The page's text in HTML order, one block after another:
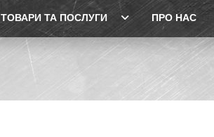
ТОВАРИ ТА ПОСЛУГИ ПРО НАС